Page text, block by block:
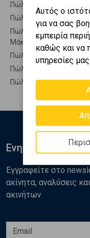
Πώληση
Πώληση Ρετιρέ
Πώληση
Μάκρη
Πώληση Υπόγεια
Πώληση Υπόσκαφα
Πώληση Υπολ. υψουν
Αυτός ο
για να σας
εμπειρία
καθώς και να
υπηρεσίες μας.
Ενημερωθείτε
Εγγραφείτε στο
ακίνητα, αναλύσεις
ακινήτων